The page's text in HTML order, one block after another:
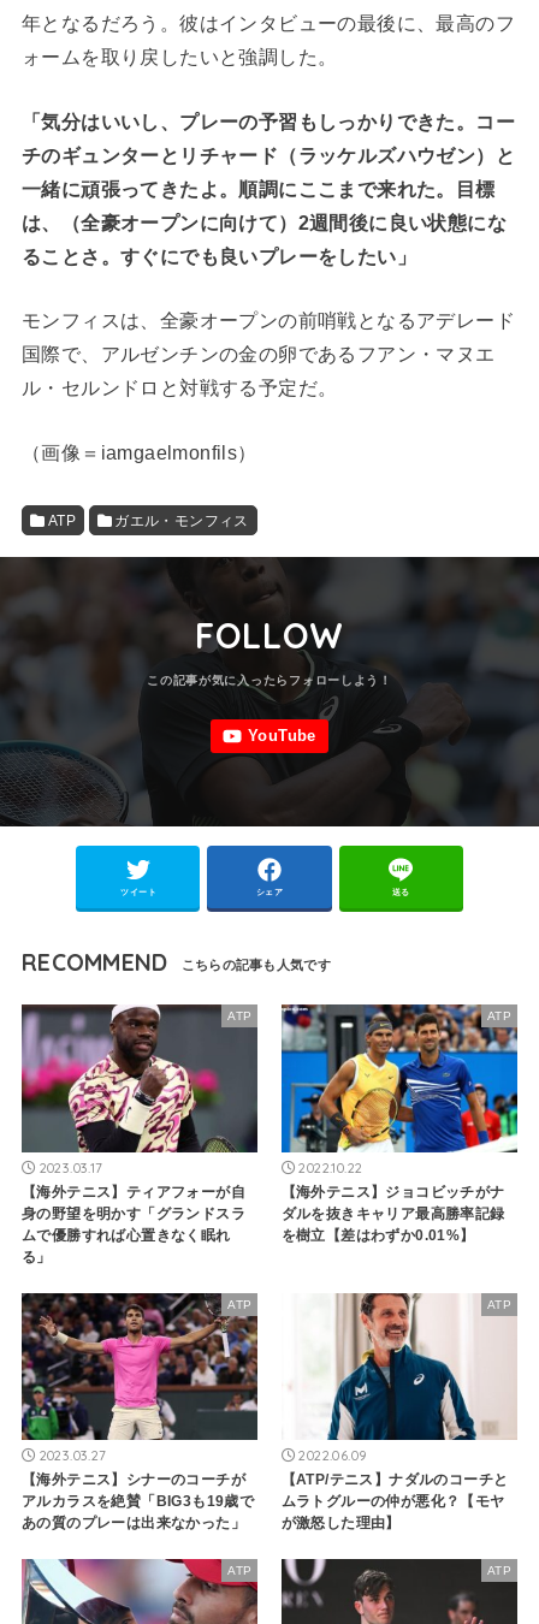
年となるだろう。彼はインタビューの最後に、最高のフ
ォームを取り戻したいと強調した。
「気分はいいし、プレーの予習もしっかりできた。コー
チのギュンターとリチャード（ラッケルズハウゼン）と
一緒に頑張ってきたよ。順調にここまで来れた。目標
は、（全豪オープンに向けて）2週間後に良い状態にな
ることさ。すぐにでも良いプレーをしたい」
モンフィスは、全豪オープンの前哨戦となるアデレード
国際で、アルゼンチンの金の卵であるフアン・マヌエ
ル・セルンドロと対戦する予定だ。
（画像＝iamgaelmonfils）
ATP ガエル・モンフィス
FOLLOW
ツイート シェア 送る
RECOMMEND
ATP
2023.03.17
【海外テニス】ティアフォーが自
身の野望を明かす「グランドスラ
ムで優勝すれば心置きなく眠れ
る」
ATP
2022.10.22
【海外テニス】ジョコビッチがナ
ダルを抜きキャリア最高勝率記録
を樹立【差はわずか0.01%】
ATP
2023.03.27
【海外テニス】シナーのコーチが
アルカラスを絶賛「BIG3も19歳で
あの質のプレーは出来なかった」
ATP
2022.06.09
【ATP/テニス】ナダルのコーチと
ムラトグルーの仲が悪化？【モヤ
が激怒した理由】
ATP ATP